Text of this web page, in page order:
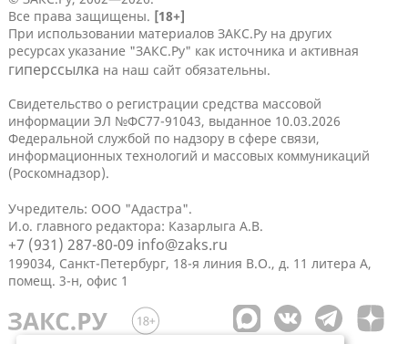
Все права защищены. [18+]
При использовании материалов ЗАКС.Ру на других
ресурсах указание "ЗАКС.Ру" как источника и активная
гиперссылка на наш сайт обязательны.
Свидетельство о регистрации средства массовой
информации ЭЛ №ФС77-91043, выданное 10.03.2026
Федеральной службой по надзору в сфере связи,
информационных технологий и массовых коммуникаций
(Роскомнадзор).
Учредитель: ООО "Адастра".
И.о. главного редактора: Казарлыга А.В.
+7 (931) 287-80-09 info@zaks.ru
199034, Санкт-Петербург, 18-я линия В.О., д. 11 литера А,
помещ. 3-н, офис 1